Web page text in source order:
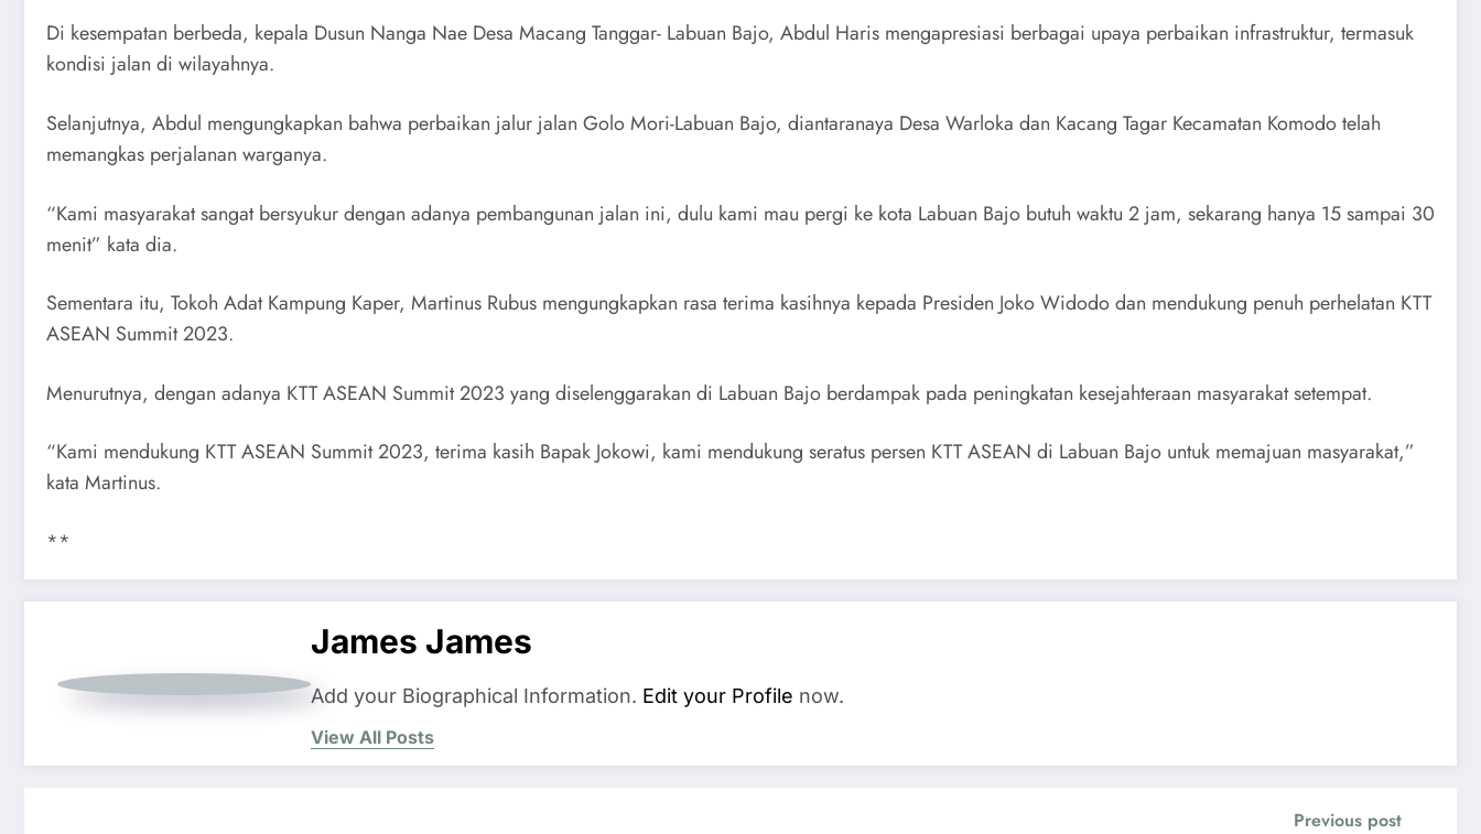
Di kesempatan berbeda, kepala Dusun Nanga Nae Desa Macang Tanggar- Labuan Bajo, Abdul Haris mengapresiasi berbagai upaya perbaikan infrastruktur, termasuk
kondisi jalan di wilayahnya.
Selanjutnya, Abdul mengungkapkan bahwa perbaikan jalur jalan Golo Mori-Labuan Bajo, diantaranaya Desa Warloka dan Kacang Tagar Kecamatan Komodo telah
memangkas perjalanan warganya.
“Kami masyarakat sangat bersyukur dengan adanya pembangunan jalan ini, dulu kami mau pergi ke kota Labuan Bajo butuh waktu 2 jam, sekarang hanya 15 sampai 30
menit” kata dia.
Sementara itu, Tokoh Adat Kampung Kaper, Martinus Rubus mengungkapkan rasa terima kasihnya kepada Presiden Joko Widodo dan mendukung penuh perhelatan KTT
ASEAN Summit 2023.
Menurutnya, dengan adanya KTT ASEAN Summit 2023 yang diselenggarakan di Labuan Bajo berdampak pada peningkatan kesejahteraan masyarakat setempat.
“Kami mendukung KTT ASEAN Summit 2023, terima kasih Bapak Jokowi, kami mendukung seratus persen KTT ASEAN di Labuan Bajo untuk memajuan masyarakat,”
kata Martinus.
**
James James
Add your Biographical Information. Edit your Profile now.
View All Posts
Previous post